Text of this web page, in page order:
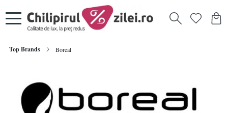
Top Brands Boreal